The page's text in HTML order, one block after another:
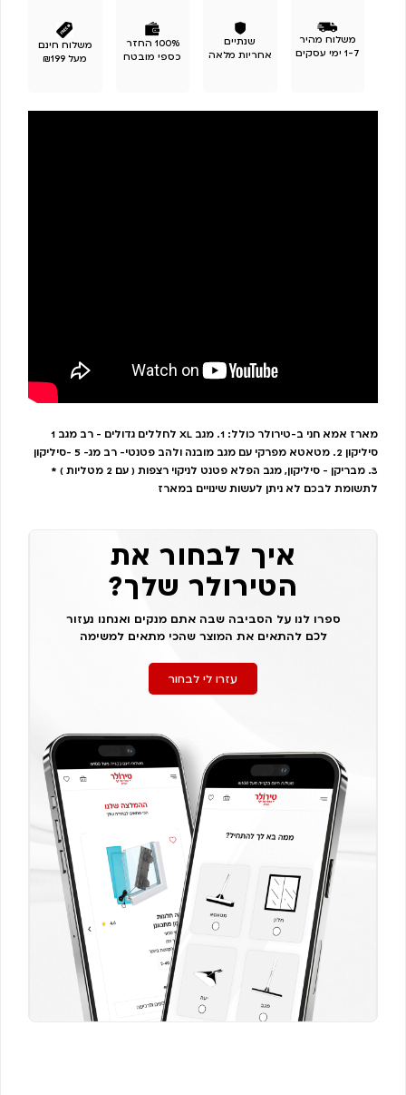
משלוח מהיר
1-7 ימי עסקים
שנתיים
אחריות מלאה
100% החזר
כספי מובטח
משלוח חינם
מעל ₪199
מארז אמא חני ב-טירולר כולל: 1. מגב XL לחללים גדולים - רב מגב 1
סיליקון 2. מטאטא מפרקי עם מגב מובנה ולהב פטנטי- רב מג- 5 -סיליקון
3. מבריקן - סיליקון, מגב הפלא פטנט לניקוי רצפות ( עם 2 מטליות ) *
לתשומת לבכם לא ניתן לעשות שינויים במארז
איך לבחור את
הטירולר שלך?
ספרו לנו על הסביבה שבה אתם מנקים ואנחנו נעזור
לכם להתאים את המוצר שהכי מתאים למשימה
עזרו לי לבחור